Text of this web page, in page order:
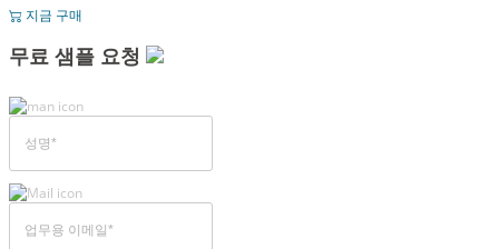
지금 구매
무료 샘플 요청